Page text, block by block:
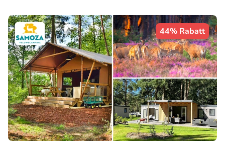
44% Rabatt